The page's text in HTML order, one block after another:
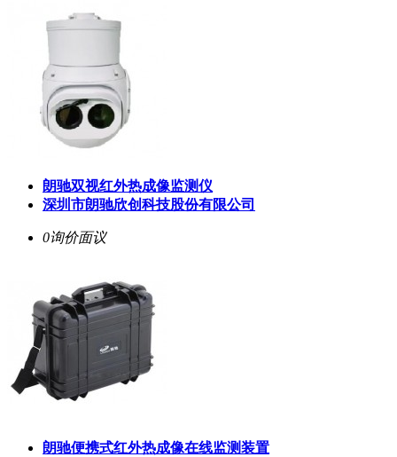
朗驰双视红外热成像监测仪
深圳市朗驰欣创科技股份有限公司
0询价面议
朗驰便携式红外热成像在线监测装置